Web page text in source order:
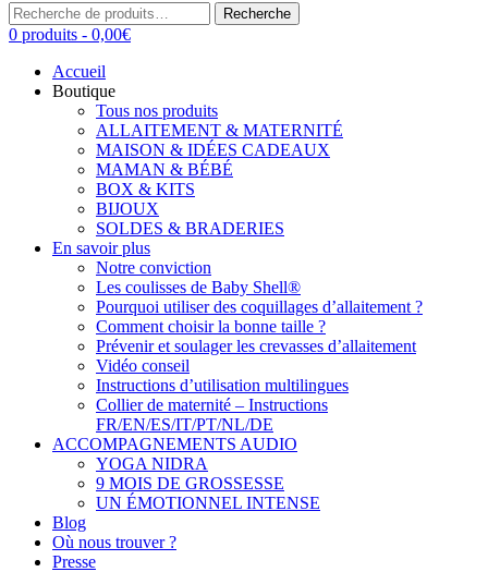
Recherche
pour :
Recherche
0 produits - 0,00€
Accueil
Boutique
Tous nos produits
ALLAITEMENT & MATERNITÉ
MAISON & IDÉES CADEAUX
MAMAN & BÉBÉ
BOX & KITS
BIJOUX
SOLDES & BRADERIES
En savoir plus
Notre conviction
Les coulisses de Baby Shell®
Pourquoi utiliser des coquillages d’allaitement ?
Comment choisir la bonne taille ?
Prévenir et soulager les crevasses d’allaitement
Vidéo conseil
Instructions d’utilisation multilingues
Collier de maternité – Instructions
FR/EN/ES/IT/PT/NL/DE
ACCOMPAGNEMENTS AUDIO
YOGA NIDRA
9 MOIS DE GROSSESSE
UN ÉMOTIONNEL INTENSE
Blog
Où nous trouver ?
Presse